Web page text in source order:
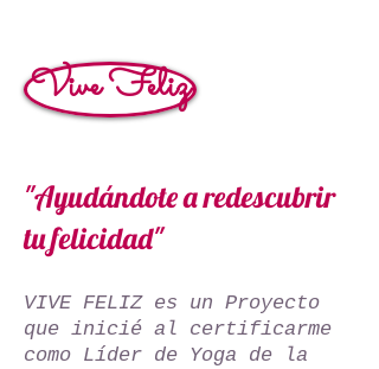
Vive Feliz
"Ayudándote a redescubrir
tu felicidad"
VIVE FELIZ es un Proyecto
que inicié al certificarme
como Líder de Yoga de la